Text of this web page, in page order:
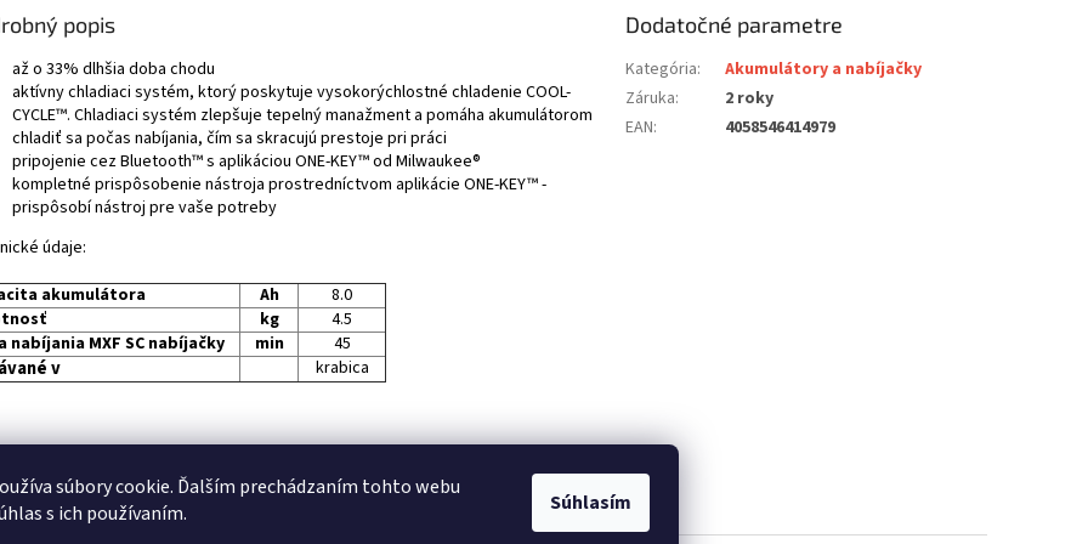
súbory cookie. Ďalším prechádzaním tohto webu
s ich používaním.
Súhlasím
popis
až o 33% dlhšia doba chodu
aktívny chladiaci systém, ktorý poskytuje vysokorýchlostné chladenie COOL-
CYCLE™. Chladiaci systém zlepšuje tepelný manažment a pomáha akumulátorom
chladiť sa počas nabíjania, čím sa skracujú prestoje pri práci
pripojenie cez Bluetooth™ s aplikáciou ONE-KEY™ od Milwaukee®
kompletné prispôsobenie nástroja prostredníctvom aplikácie ONE-KEY™ -
prispôsobí nástroj pre vaše potreby
údaje:
akumulátora
Ah
8.0
kg
4.5
nabíjania MXF SC nabíjačky
min 45
v krabica
Dodatočné parametre
Kategória:
Akumulátory a nabíjačky
Záruka:
2 roky
EAN: 4058546414979
Remeslopp.sk- eshop s náradím a záhradnými potrebami